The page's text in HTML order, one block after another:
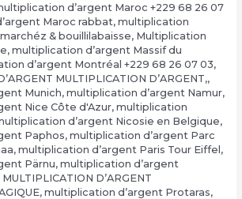
d’argent Maroc +229 68 26 07
Maroc rabbat, multiplication
& bouillilabaisse, Multiplication
, multiplication d’argent Massif du
d’argent Montréal +229 68 26 07 03,
MULTIPLICATION D’ARGENT,,
Munich, multiplication d’argent Namur,
Nice Côte d'Azur, multiplication
d’argent Nicosie en Belgique,
Paphos, multiplication d’argent Parc
, multiplication d’argent Paris Tour Eiffel,
Pärnu, multiplication d’argent
MULTIPLICATION D’ARGENT
, multiplication d’argent Protaras,